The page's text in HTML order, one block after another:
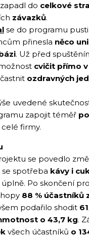
do celkové
závazků.
se do programu
přinesla něco
. Už před
cvičit přímo
ozdravných
uvedené
zapojit téměř
celé firmy.
se povedlo
se spotřeba kávy i
úplně. Po skončení
88 % účastníků
podařilo shodit
o 43,7 kg.
všech účastníků o